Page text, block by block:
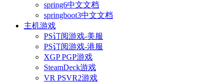
spring6中文文档
springboot3中文文档
主机游戏
PS订阅游戏-美服
PS订阅游戏-港服
XGP PGP游戏
SteamDeck游戏
VR PSVR2游戏